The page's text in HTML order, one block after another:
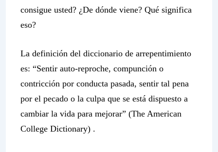
consigue usted? ¿De dónde viene? Qué significa
eso?
La definición del diccionario de arrepentimiento
es: “Sentir auto-reproche, compunción o
contricción por conducta pasada, sentir tal pena
por el pecado o la culpa que se está dispuesto a
cambiar la vida para mejorar” (The American
College Dictionary) .